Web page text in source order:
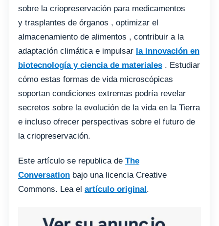
sobre la criopreservación para medicamentos
y trasplantes de órganos , optimizar el
almacenamiento de alimentos , contribuir a la
adaptación climática e impulsar la innovación en
biotecnología y ciencia de materiales . Estudiar
cómo estas formas de vida microscópicas
soportan condiciones extremas podría revelar
secretos sobre la evolución de la vida en la Tierra
e incluso ofrecer perspectivas sobre el futuro de
la criopreservación.
Este artículo se republica de The
Conversation bajo una licencia Creative
Commons. Lea el artículo original .